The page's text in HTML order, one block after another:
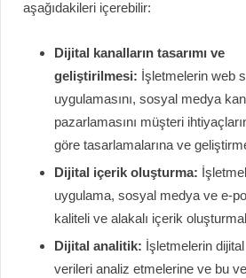
aşağıdakileri içerebilir:
Dijital kanalların tasarımı ve
geliştirilmesi: İşletmelerin web
uygulamasını, sosyal medya
pazarlamasını müşteri
göre tasarlamalarına ve
Dijital içerik oluşturma:
uygulama, sosyal medya ve e-
kaliteli ve alakalı içerik
Dijital analitik: İşletmelerin
verileri analiz etmelerine ve bu